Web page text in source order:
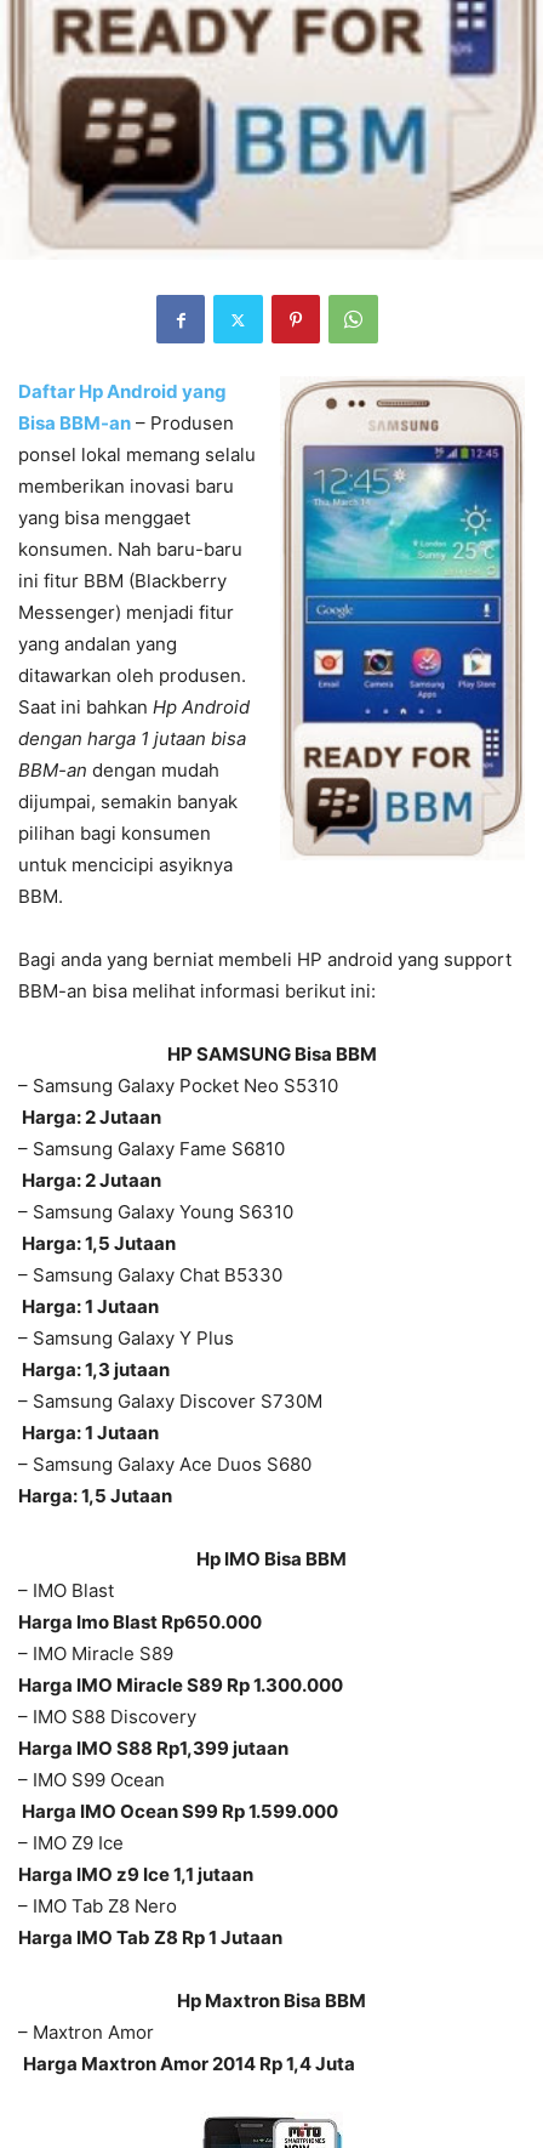
Daftar Hp Android yang
Bisa BBM-an – Produsen
ponsel lokal memang selalu
memberikan inovasi baru
yang bisa menggaet
konsumen. Nah baru-baru
ini fitur BBM (Blackberry
Messenger) menjadi fitur
yang andalan yang
ditawarkan oleh produsen.
Saat ini bahkan Hp Android
dengan harga 1 jutaan bisa
BBM-an dengan mudah
dijumpai, semakin banyak
pilihan bagi konsumen
untuk mencicipi asyiknya
BBM.
Bagi anda yang berniat membeli HP android yang support
BBM-an bisa melihat informasi berikut ini:
HP SAMSUNG Bisa BBM
– Samsung Galaxy Pocket Neo S5310
Harga: 2 Jutaan
– Samsung Galaxy Fame S6810
Harga: 2 Jutaan
– Samsung Galaxy Young S6310
Harga: 1,5 Jutaan
– Samsung Galaxy Chat B5330
Harga: 1 Jutaan
– Samsung Galaxy Y Plus
Harga: 1,3 jutaan
– Samsung Galaxy Discover S730M
Harga: 1 Jutaan
– Samsung Galaxy Ace Duos S680
Harga: 1,5 Jutaan
Hp IMO Bisa BBM
– IMO Blast
Harga Imo Blast Rp650.000
– IMO Miracle S89
Harga IMO Miracle S89 Rp 1.300.000
– IMO S88 Discovery
Harga IMO S88 Rp1,399 jutaan
– IMO S99 Ocean
Harga IMO Ocean S99 Rp 1.599.000
– IMO Z9 Ice
Harga IMO z9 Ice 1,1 jutaan
– IMO Tab Z8 Nero
Harga IMO Tab Z8 Rp 1 Jutaan
Hp Maxtron Bisa BBM
– Maxtron Amor
Harga Maxtron Amor 2014 Rp 1,4 Juta